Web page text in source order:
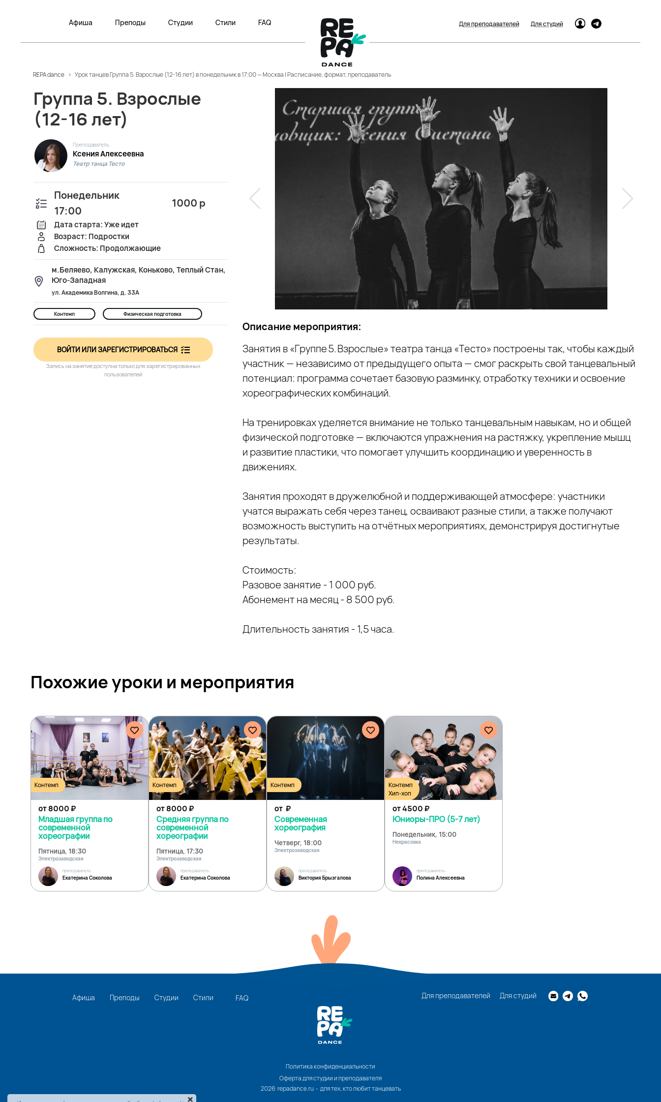
Афиша Преподы Студии Стили FAQ Для преподавателей Для студий
REPA dance > Урок танцев Группа 5. Взрослые (12-16 лет) в понедельник в 17:00 — Москва | Расписание, формат, преподаватель
Группа 5. Взрослые
(12-16 лет)
Преподаватель
Ксения Алексеевна
Театр танца Тесто
Понедельник
17:00
1000 р
Дата старта: Уже идет
Возраст: Подростки
Сложность: Продолжающие
м.Беляево, Калужская, Коньково, Теплый Стан,
Юго-Западная
ул. Академика Волгина, д. 33А
Контемп Физическая подготовка
ВОЙТИ ИЛИ ЗАРЕГИСТРИРОВАТЬСЯ
Запись на занятие доступна только для зарегистрированных
пользователей
Описание мероприятия:
Занятия в «Группе 5. Взрослые» театра танца «Тесто» построены так, чтобы каждый
участник — независимо от предыдущего опыта — смог раскрыть свой танцевальный
потенциал: программа сочетает базовую разминку, отработку техники и освоение
хореографических комбинаций.
На тренировках уделяется внимание не только танцевальным навыкам, но и общей
физической подготовке — включаются упражнения на растяжку, укрепление мышц
и развитие пластики, что помогает улучшить координацию и уверенность в
движениях.
Занятия проходят в дружелюбной и поддерживающей атмосфере: участники
учатся выражать себя через танец, осваивают разные стили, а также получают
возможность выступить на отчётных мероприятиях, демонстрируя достигнутые
результаты.
Стоимость:
Разовое занятие - 1 000 руб.
Абонемент на месяц - 8 500 руб.
Длительность занятия - 1,5 часа.
Похожие уроки и мероприятия
Контемп
от 8000₽
Младшая группа по
современной
хореографии
Пятница, 18:30
Электрозаводская
преподаватель
Екатерина Соколова
Контемп
от 8000₽
Средняя группа по
современной
хореографии
Пятница, 17:30
Электрозаводская
преподаватель
Екатерина Соколова
Контемп
от ₽
Современная
хореография
Четверг, 18:00
Электрозаводская
преподаватель
Виктория Брызгалова
Контемп
Хип-хоп
от 4500₽
Юниоры-ПРО (5-7 лет)
Понедельник, 15:00
Некрасовка
преподаватель
Полина Алексеевна
Афиша Преподы Студии Стили FAQ Для преподавателей Для студий
Политика конфиденциальности
Оферта для студии и преподавателя
2026 repadance.ru - для тех, кто любит танцевать